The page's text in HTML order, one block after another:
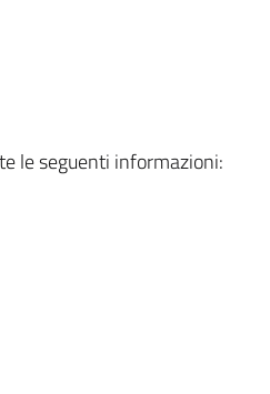
le seguenti informazioni: